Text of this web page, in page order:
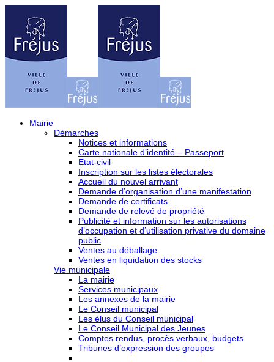
Mairie
Démarches
Notices et informations
Carte nationale d’identité – Passeport
Etat-civil
Inscription sur les listes électorales
Accueil du nouvel arrivant
Demande d’organisation d’une manifestation
Demande de certificats
Demande de relevé de propriété
Publicité et information sur les autorisations
d’occupation et d’utilisation privative du domaine
public
Ventes au déballage
Ventes en liquidation des stocks
Vie municipale
La mairie
Services municipaux
Les annexes de la mairie
Le Conseil municipal
Les élus du Conseil municipal
Le Conseil Municipal des Jeunes
Comptes rendus, procès verbaux, budgets
Tribunes d’expression des groupes